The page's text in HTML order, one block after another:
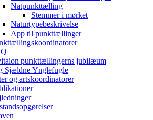
Natpunkttælling
Stemmer i mørket
Naturtypebeskrivelse
App til punkttællinger
punkttællingerns jubilæum
Sjældne Ynglefugle
og artskoordinatorer